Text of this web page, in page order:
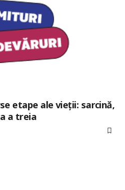
etape ale vieții: sarcină,
a treia